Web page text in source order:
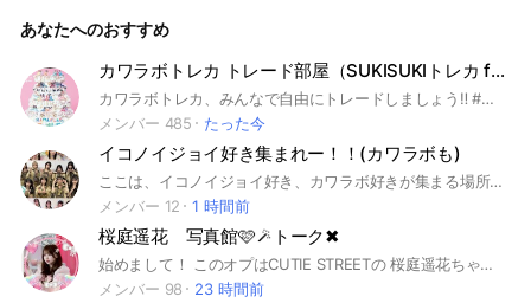
あなたへのおすすめ
カワラボトレカ トレード部屋（SUKISUKIトレカ for KAWAIILAB）
カワラボトレカ、みんなで自由にトレードしましょう‼️ #カワラボ #トレカ #カワラボトレカ #FRUITSZIPPER #CANDYTUNE #SWEETSTEADY #CUTIESTREET #MORESTAR
メンバー 485
たった今
イコノイジョイ好き集まれー！！(カワラボも)
ここは、イコノイジョイ好き、カワラボ好きが集まる場所です！！新規さんも、古参さんも、沢山来てください！(もちろん可愛いなぁ程度でも、にわかさんも沢山来てください！) して欲しくないこと！！ ・即抜け ・荒らし ・暴言 ・出会い厨 ・自分や人の個人情報を言う もちろん誰でも大歓迎です！！ 推しをまだ決めていない人などは沢山布教しますので、気になった人は来てくれると嬉しいです！ #イコノイジョイ #イコラブ #大場花菜 #大谷映美里 #音嶋莉沙 #佐々木舞香 #野口衣織 #齋藤樹愛羅 #山本杏奈 #瀧脇笙古 #諸橋沙夏 #髙松瞳 #ノイミー #櫻井もも #冨田菜々風 #永田詩央里 #本田珠由記 #谷崎早耶 #蟹沢萌子 #川中子奈月心 #落合希来里 #鈴木瞳美 #河口夏音 #菅波美玲 #尾木波菜 #ニアジョイ #江角怜音 #市原愛弓 #天野香乃愛 #小澤愛実 #髙橋舞 #藤沢莉子 #村山結香 #山田杏佳 #山野愛月 #大西葵 #大信田美月 #逢田珠里依 #カワラボ #FRUITS ZIPPER #鎮西寿々歌 #月足天音 #真中まな #櫻井優衣 #仲川瑠夏 #早瀬ノエル #松本かれん #CANDY TUNE #宮野静 #村川緋杏 #立花琴未 #小川奈々子 #南なつ #桐原美月 #福山莉乃 #CUTIE STREET #桜庭遥香 #板倉可奈 #川本笑瑠 #増田彩乃 #梅田みゆ #古澤理沙 #真鍋凪咲 #佐野愛花 #MORE STAR #新井心菜 #遠藤まりん #笹原なな花 #鈴木花梨 #高梨ゆな #中山こはく #萩田そら #森田あみ #山本るしあ
メンバー 12
1 時間前
桜庭遥花 写真館🩷🪄トーク✖
始めまして！ このオプはCUTIE STREETの 桜庭遥花ちゃんの写真送るオプです！ トークは禁止です！ 体験の場合🪄この絵文字をつけて入ってください！そのまま入る時は、絵文字を消して下さい！ 体験でもいいのでぜひぜひ入ってください！ 体験以外の即抜けはやめてください😭 ꒰ ‪𐙚⸝⸝꙳るーる꒱‬ 出会い目的✖ 即抜け✖ 宣伝目的✖ トーク✖ このルールを守れる天才さん👼◎ 最後まで読んでくれてありがとうっ🙏🏻´- ꒰ ‪開設日 ❤︎︎ ꒱‬ 🎀2025年8月13日🎀 ꒰ ‪検索用 ♩ ．꒱‬ #桜庭遥花 #さくらばはるか #ぱるたん #CUTIESTREET #キュースト #きゅーすと #キューティーストリート #きゅーてぃーすとりーと #桜庭遥花写真館 #piki
メンバー 98
23 時間前